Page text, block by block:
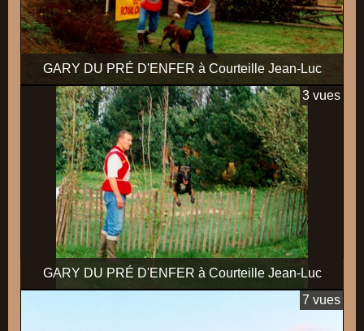
GARY DU PRÉ D'ENFER à Courteille Jean-Luc
GARY DU PRÉ D'ENFER à Courteille Jean-Luc
3 vues
7 vues